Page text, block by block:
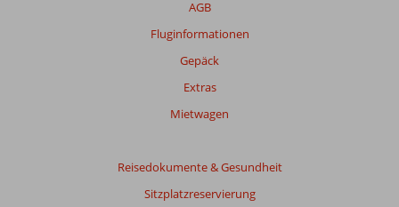
AGB
Fluginformationen
Gepäck
Extras
Mietwagen
Reisedokumente & Gesundheit
Sitzplatzreservierung